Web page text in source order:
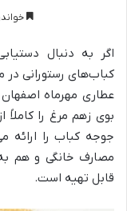
خواندن
اگر به دنبال
کباب‌های رستورانی در
عطاری مهرماه اصفهان
بوی زهم مرغ را
جوجه کباب را
مصارف خانگی و هم
قابل تهیه است.